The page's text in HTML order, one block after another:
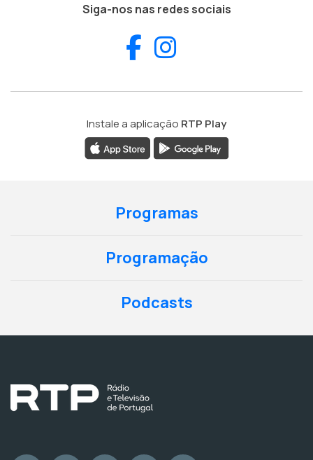
Siga-nos nas redes sociais
Facebook
Instale a aplicação RTP Play
Programas
Programação
Podcasts